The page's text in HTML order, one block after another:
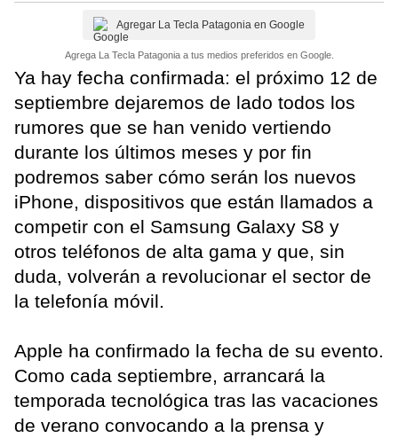
Agregar La Tecla Patagonia en Google
Agrega La Tecla Patagonia a tus medios preferidos en Google.
Ya hay fecha confirmada: el próximo 12 de
septiembre dejaremos de lado todos los
rumores que se han venido vertiendo
durante los últimos meses y por fin
podremos saber cómo serán los nuevos
iPhone, dispositivos que están llamados a
competir con el Samsung Galaxy S8 y
otros teléfonos de alta gama y que, sin
duda, volverán a revolucionar el sector de
la telefonía móvil.
Apple ha confirmado la fecha de su evento.
Como cada septiembre, arrancará la
temporada tecnológica tras las vacaciones
de verano convocando a la prensa y